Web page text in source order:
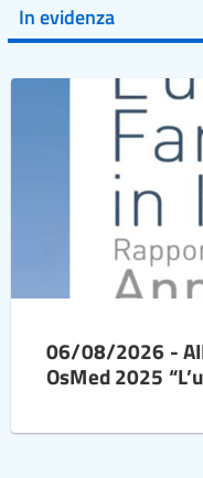
In evidenza
06/08/2026 -
OsMed 2025